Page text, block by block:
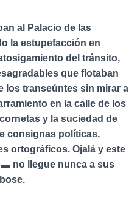
al Palacio de las
la estupefacción en
del tránsito,
que flotaban
los transeúntes sin mirar a
en la calle de los
y la suciedad de
consignas políticas,
ortográficos. Ojalá y este
no llegue nunca a sus